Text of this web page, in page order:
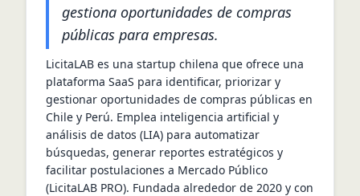
gestiona oportunidades de compras
públicas para empresas.
LicitaLAB es una startup chilena que ofrece una
plataforma SaaS para identificar, priorizar y
gestionar oportunidades de compras públicas en
Chile y Perú. Emplea inteligencia artificial y
análisis de datos (LIA) para automatizar
búsquedas, generar reportes estratégicos y
facilitar postulaciones a Mercado Público
(LicitaLAB PRO). Fundada alrededor de 2020 y con